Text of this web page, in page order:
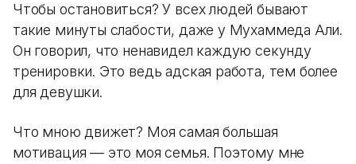
Чтобы остановиться? У всех людей бывают
такие минуты слабости, даже у Мухаммеда Али.
Он говорил, что ненавидел каждую секунду
тренировки. Это ведь адская работа, тем более
для девушки.
Что мною движет? Моя самая большая
мотивация — это моя семья. Поэтому мне